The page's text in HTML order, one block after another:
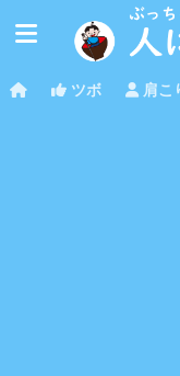
ツボ 肩こ